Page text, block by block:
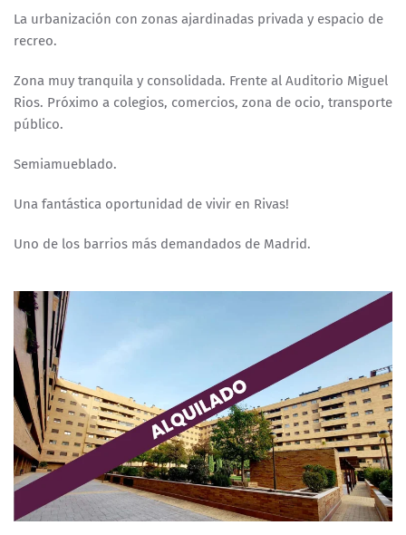
La urbanización con zonas ajardinadas privada y espacio de
recreo.
Zona muy tranquila y consolidada. Frente al Auditorio Miguel
Rios. Próximo a colegios, comercios, zona de ocio, transporte
público.
Semiamueblado.
Una fantástica oportunidad de vivir en Rivas!
Uno de los barrios más demandados de Madrid.